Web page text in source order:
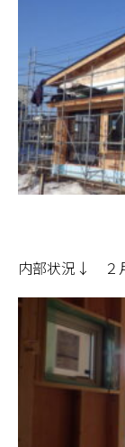
内部状況↓ ２